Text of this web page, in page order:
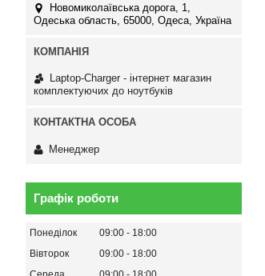
Новомиколаївська дорога, 1,
Одеська область, 65000, Одеса, Україна
Laptop-Charger - інтернет магазин
комплектуючих до ноутбуків
Менеджер
Графік роботи
Понеділок 09:00
18:00
Вівторок
09:00
18:00